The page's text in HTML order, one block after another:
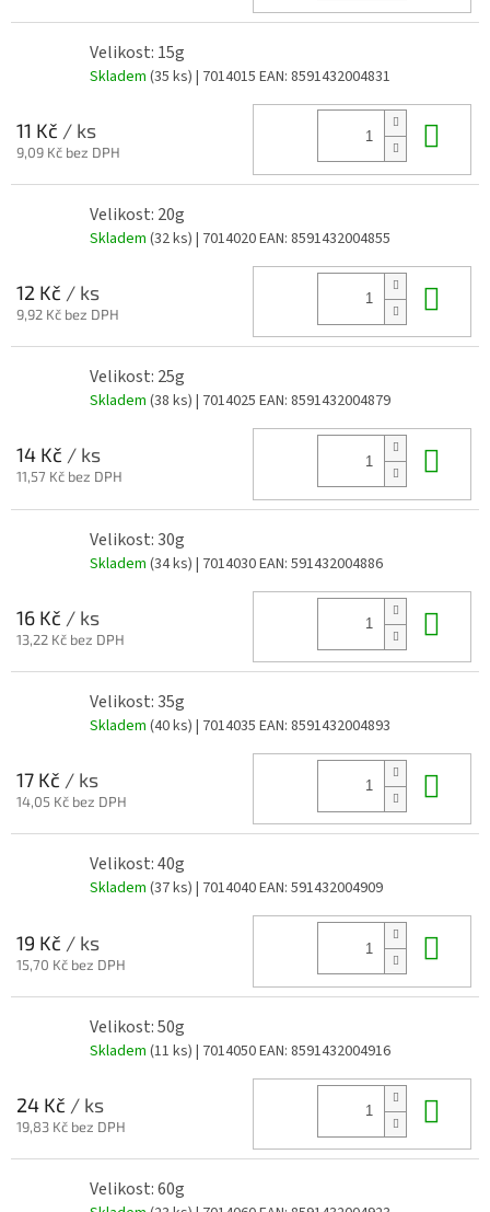
Velikost: 15g
Skladem (35 ks) | 7014015 EAN: 8591432004831
11 Kč / ks
9,09 Kč bez DPH
Velikost: 20g
Skladem (32 ks) | 7014020EAN: 8591432004855
12 Kč / ks
9,92 Kč bez DPH
Velikost: 25g
Skladem (38 ks) | 7014025 EAN: 8591432004879
14 Kč / ks
11,57 Kč bez DPH
Velikost: 30g
Skladem (34 ks) | 7014030EAN: 591432004886
16 Kč / ks
13,22 Kč bez DPH
Velikost: 35g
Skladem (40 ks) | 7014035 EAN: 8591432004893
17 Kč / ks
14,05 Kč bez DPH
Velikost: 40g
Skladem (37 ks) | 7014040EAN: 591432004909
19 Kč / ks
15,70 Kč bez DPH
Velikost: 50g
Skladem (11 ks) | 7014050EAN: 8591432004916
24 Kč / ks
19,83 Kč bez DPH
Velikost: 60g